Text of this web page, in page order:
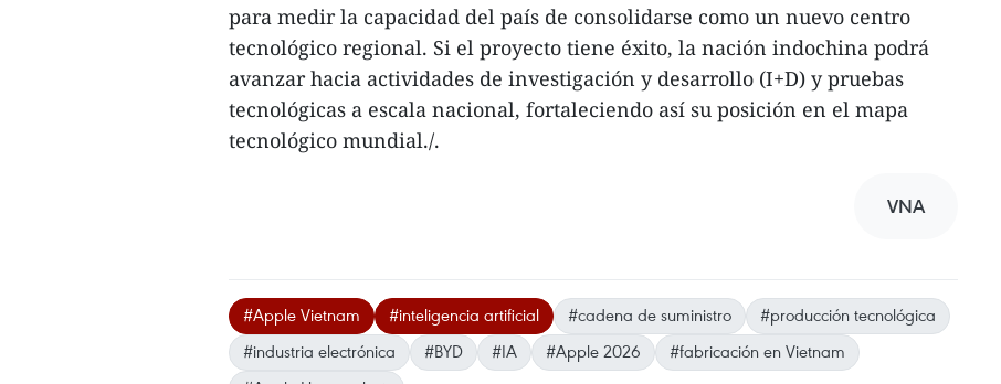
para medir la capacidad del país de consolidarse como un nuevo centro
tecnológico regional. Si el proyecto tiene éxito, la nación indochina podrá
avanzar hacia actividades de investigación y desarrollo (I+D) y pruebas
tecnológicas a escala nacional, fortaleciendo así su posición en el mapa
tecnológico mundial./.
VNA
#Apple Vietnam #inteligencia artificial #cadena de suministro
#producción tecnológica
#industria electrónica
#BYD #IA #Apple 2026
#fabricación en Vietnam